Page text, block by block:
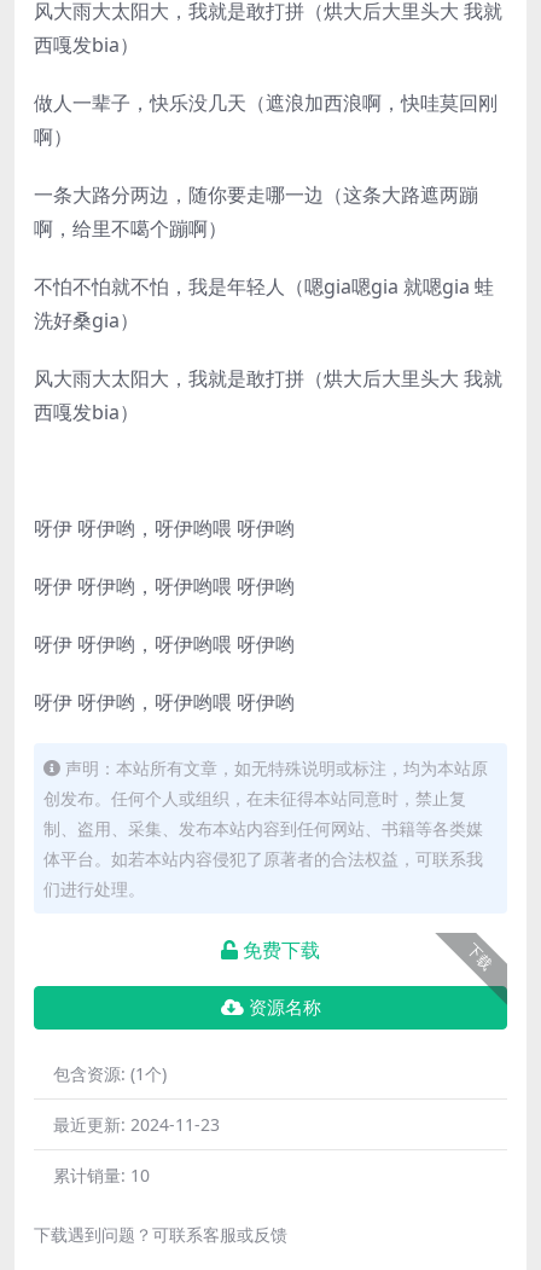
风大雨大太阳大，我就是敢打拼（烘大后大里头大 我就
西嘎发bia）
做人一辈子，快乐没几天（遮浪加西浪啊，快哇莫回刚
啊）
一条大路分两边，随你要走哪一边（这条大路遮两蹦
啊，给里不噶个蹦啊）
不怕不怕就不怕，我是年轻人（嗯gia嗯gia 就嗯gia 蛙
洗好桑gia）
风大雨大太阳大，我就是敢打拼（烘大后大里头大 我就
西嘎发bia）
呀伊 呀伊哟，呀伊哟喂 呀伊哟
呀伊 呀伊哟，呀伊哟喂 呀伊哟
呀伊 呀伊哟，呀伊哟喂 呀伊哟
呀伊 呀伊哟，呀伊哟喂 呀伊哟
声明：本站所有文章，如无特殊说明或标注，均为本站原
创发布。任何个人或组织，在未征得本站同意时，禁止复
制、盗用、采集、发布本站内容到任何网站、书籍等各类媒
体平台。如若本站内容侵犯了原著者的合法权益，可联系我
们进行处理。
下载
免费下载
资源名称
包含资源: (1个)
最近更新: 2024-11-23
累计销量: 10
下载遇到问题？可联系客服或反馈